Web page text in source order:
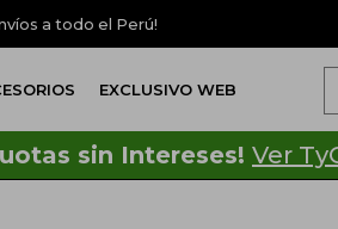
a todo el Perú!
EXCLUSIVO WEB
sin Intereses! Ver